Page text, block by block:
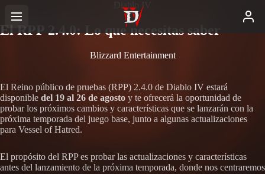
Diablo IV
El RPP 2.4.0: Lo que necesitas saber
Blizzard Entertainment
El Reino público de pruebas (RPP) 2.4.0 de Diablo IV estará
disponible del 19 al 26 de agosto y te ofrecerá la oportunidad de
probar los próximos cambios y características que se lanzarán con la
próxima temporada del juego base, junto a algunas actualizaciones
para Vessel of Hatred.
El propósito del RPP es probar las actualizaciones y características
antes del lanzamiento de la próxima temporada, donde nos centraremos